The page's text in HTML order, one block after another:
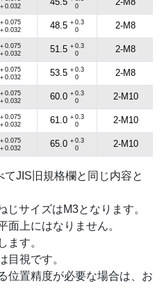
＋0.032
0
＋0.075
＋0.032
48.5 ＋0.3
0
2-M8
＋0.075
＋0.032
51.5 ＋0.3
0
2-M8
＋0.075
＋0.032
53.5 ＋0.3
0
2-M8
＋0.075
＋0.032
60.0 ＋0.3
0
2-M10
＋0.075
＋0.032
61.0 ＋0.3
0
2-M10
＋0.075
＋0.032
65.0 ＋0.3
0
2-M10
JIS旧規格欄と同じ内容と
サイズはM3となります。
面上にはなりません。
ます。
目視です。
位置精度が必要な場合は、お